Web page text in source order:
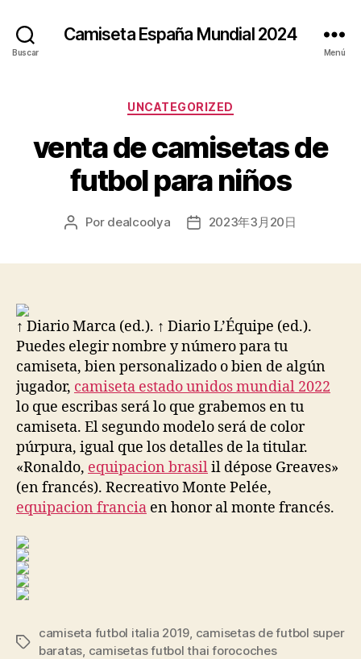
Buscar
Camiseta España Mundial 2024
Menú
Categorías
UNCATEGORIZED
venta de camisetas de
futbol para niños
Autor
Por dealcoolya
Fecha2023年3月20日
↑ Diario Marca (ed.). ↑ Diario L’Équipe (ed.).
Puedes elegir nombre y número para tu
camiseta, bien personalizado o bien de algún
jugador, camiseta estado unidos mundial 2022
lo que escribas será lo que grabemos en tu
camiseta. El segundo modelo será de color
púrpura, igual que los detalles de la titular.
«Ronaldo, equipacion brasilil dépose Greaves»
(en francés). Recreativo Monte Pelée,
equipacion francia en honor al monte francés.
Etiquetas
camiseta futbol italia 2019, camisetas de futbol super
baratas, camisetas futbol thai forocoches